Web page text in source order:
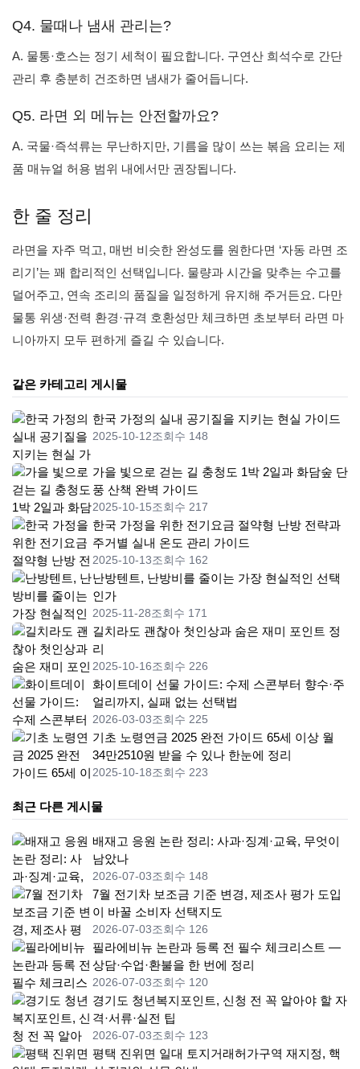
Q4. 물때나 냄새 관리는?
A. 물통·호스는 정기 세척이 필요합니다. 구연산 희석수로 간단
관리 후 충분히 건조하면 냄새가 줄어듭니다.
Q5. 라면 외 메뉴는 안전할까요?
A. 국물·즉석류는 무난하지만, 기름을 많이 쓰는 볶음 요리는 제
품 매뉴얼 허용 범위 내에서만 권장됩니다.
한 줄 정리
라면을 자주 먹고, 매번 비슷한 완성도를 원한다면 ‘자동 라면 조
리기’는 꽤 합리적인 선택입니다. 물량과 시간을 맞추는 수고를
덜어주고, 연속 조리의 품질을 일정하게 유지해 주거든요. 다만
물통 위생·전력 환경·규격 호환성만 체크하면 초보부터 라면 마
니아까지 모두 편하게 즐길 수 있습니다.
같은 카테고리 게시물
한국 가정의 실내 공기질을 지키는 현실 가이드
2025-10-12조회수 148
가을 빛으로 걷는 길 충청도 1박 2일과 화담숲 단
풍 산책 완벽 가이드
2025-10-15조회수 217
한국 가정을 위한 전기요금 절약형 난방 전략과
주거별 실내 온도 관리 가이드
2025-10-13조회수 162
난방텐트, 난방비를 줄이는 가장 현실적인 선택
인가
2025-11-28조회수 171
길치라도 괜찮아 첫인상과 숨은 재미 포인트 정
리
2025-10-16조회수 226
화이트데이 선물 가이드: 수제 스콘부터 향수·주
얼리까지, 실패 없는 선택법
2026-03-03조회수 225
기초 노령연금 2025 완전 가이드 65세 이상 월
34만2510원 받을 수 있나 한눈에 정리
2025-10-18조회수 223
최근 다른 게시물
배재고 응원 논란 정리: 사과·징계·교육, 무엇이
남았나
2026-07-03조회수 148
7월 전기차 보조금 기준 변경, 제조사 평가 도입
이 바꿀 소비자 선택지도
2026-07-03조회수 126
필라에비뉴 논란과 등록 전 필수 체크리스트 —
상담·수업·환불을 한 번에 정리
2026-07-03조회수 120
경기도 청년복지포인트, 신청 전 꼭 알아야 할 자
격·서류·실전 팁
2026-07-03조회수 123
평택 진위면 일대 토지거래허가구역 재지정, 핵